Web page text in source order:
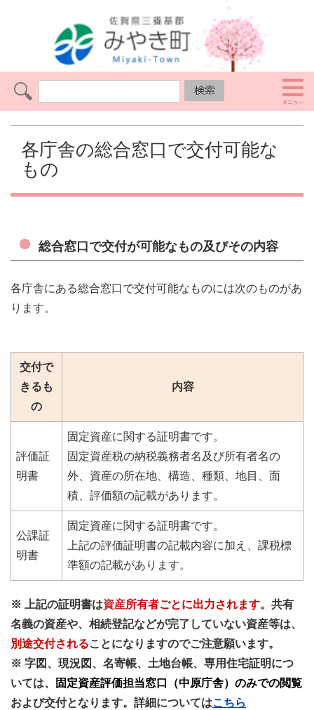
各庁舎の総合窓口で交付可能な
もの
総合窓口で交付が可能なもの及びその内容
各庁舎にある総合窓口で交付可能なものには次のものがあ
ります。
交付で
きるも
の
内容
評価証
明書
固定資産に関する証明書です。
固定資産税の納税義務者名及び所有者名の
外、資産の所在地、構造、種類、地目、面
積、評価額の記載があります。
公課証
明書
固定資産に関する証明書です。
上記の評価証明書の記載内容に加え、課税標
準額の記載があります。
※ 上記の証明書は資産所有者ごとに出力されます。 共有
名義の資産や、相続登記などが完了していない資産等は、
別途交付されることになりますのでご注意願います。
※ 字図、現況図、名寄帳、土地台帳、専用住宅証明につ
いては、
固定資産評価担当窓口（中原庁舎）のみでの閲覧
および交付となります。詳細についてはこちら